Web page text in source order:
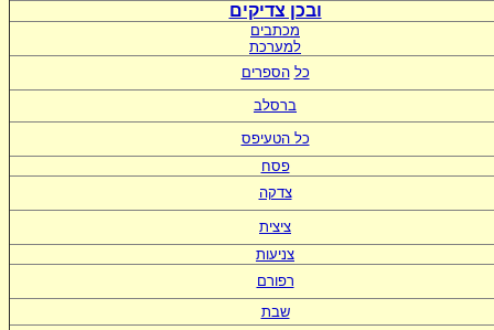
ובכן צדיקים
מכתבים
למערכת
כל הספרים
ברסלב
כל הטעיפס
פסח
צדקה
ציצית
צניעות
רפורם
שבת